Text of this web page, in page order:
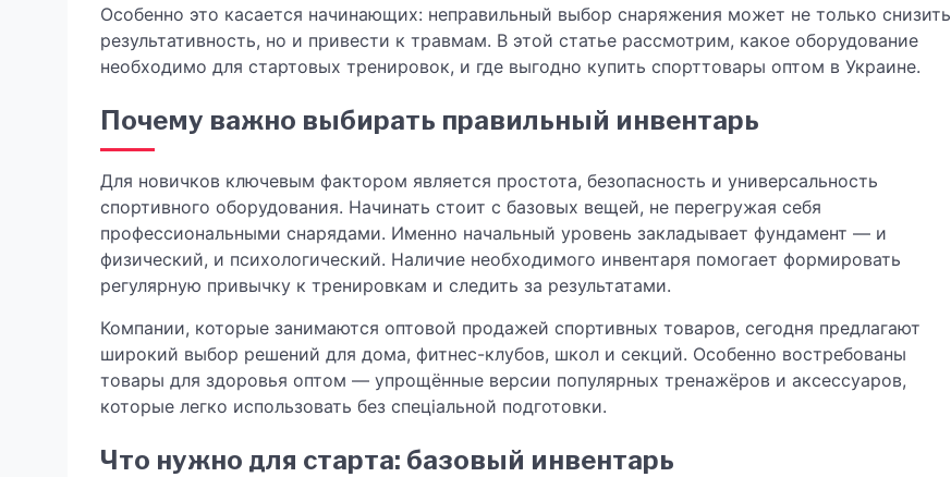
Особенно это касается начинающих: неправильный выбор снаряжения может не только снизить
результативность, но и привести к травмам. В этой статье рассмотрим, какое оборудование
необходимо для стартовых тренировок, и где выгодно купить спорттовары оптом в Украине.
Почему важно выбирать правильный инвентарь
Для новичков ключевым фактором является простота, безопасность и универсальность
спортивного оборудования. Начинать стоит с базовых вещей, не перегружая себя
профессиональными снарядами. Именно начальный уровень закладывает фундамент — и
физический, и психологический. Наличие необходимого инвентаря помогает формировать
регулярную привычку к тренировкам и следить за результатами.
Компании, которые занимаются оптовой продажей спортивных товаров, сегодня предлагают
широкий выбор решений для дома, фитнес-клубов, школ и секций. Особенно востребованы
товары для здоровья оптом — упрощённые версии популярных тренажёров и аксессуаров,
которые легко использовать без спеціальной подготовки.
Что нужно для старта: базовый инвентарь